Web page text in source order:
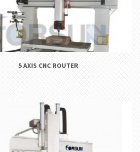
5 AXIS CNC ROUTER